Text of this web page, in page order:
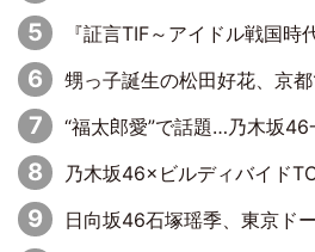
『証言TIF～アイドル戦国時代とはなんだったのか～』第10回：さくら学院・武藤彩未×飯田らうら「正
甥っ子誕生の松田好花、京都で“ふたつの家族”をはしご！ “母
“福太郎愛”で話題…乃木坂46一ノ瀬美空、地元福岡『
乃木坂46×ビルディバイドTCG Vol.2公開 賀喜遥
日向坂46石塚瑶季、東京ドームで“観戦バレ”！ ナイツ・塙も認めた「巨人に詳